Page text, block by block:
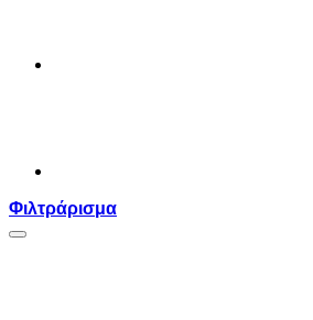
Φιλτράρισμα